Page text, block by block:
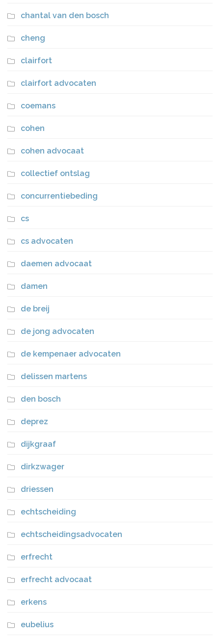
chantal van den bosch
cheng
clairfort
clairfort advocaten
coemans
cohen
cohen advocaat
collectief ontslag
concurrentiebeding
cs
cs advocaten
daemen advocaat
damen
de breij
de jong advocaten
de kempenaer advocaten
delissen martens
den bosch
deprez
dijkgraaf
dirkzwager
driessen
echtscheiding
echtscheidingsadvocaten
erfrecht
erfrecht advocaat
erkens
eubelius